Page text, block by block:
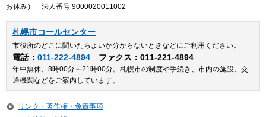
お休み） 法人番号 9000020011002
札幌市コールセンター
市役所のどこに聞いたらよいか分からないときなどにご利用ください。
電話： 011-222-4894 ファクス：011-221-4894
年中無休、8時00分～21時00分。札幌市の制度や手続き、市内の施設、交
通機関などをご案内しています。
リンク・著作権・免責事項